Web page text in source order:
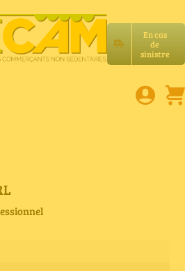
En cas
de
sinistre